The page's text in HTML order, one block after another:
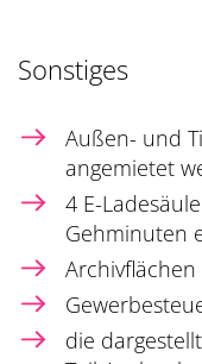
Sonstiges
Außen- und
angemietet
4 E-
Gehminuten
die